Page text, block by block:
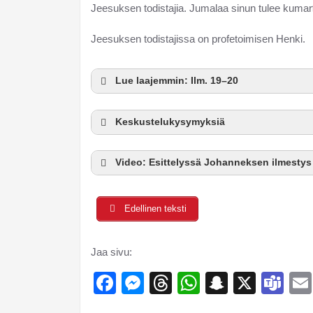
Jeesuksen todistajia. Jumalaa sinun tulee
Jeesuksen todistajissa on profetoimisen Henki.
Lue laajemmin: Ilm. 19–20
Keskustelukysymyksiä
Video: Esittelyssä Johanneksen ilmestys
Edellinen teksti
Jaa sivu:
Facebook
Messenger
Threads
WhatsApp
X